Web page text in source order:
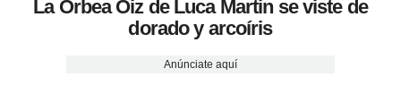
La Orbea Oiz de Luca Martin se viste de
dorado y arcoíris
Anúnciate aquí